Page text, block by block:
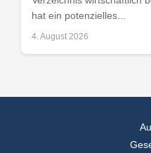
hat ein potenzielles...
4. August 2026